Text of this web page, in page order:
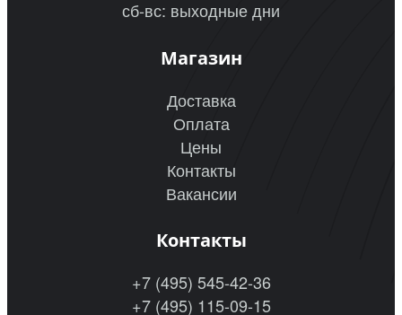
сб-вс: выходные дни
Магазин
Доставка
Оплата
Цены
Контакты
Вакансии
Контакты
+7 (495) 545-42-36
+7 (495) 115-09-15